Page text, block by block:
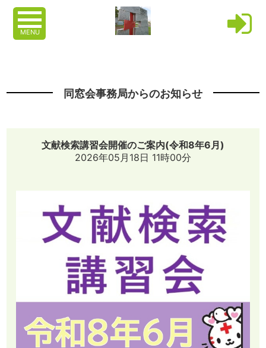
MENU
同窓会事務局からのお知らせ
文献検索講習会開催のご案内(令和8年6月)
2026年05月18日 11時00分